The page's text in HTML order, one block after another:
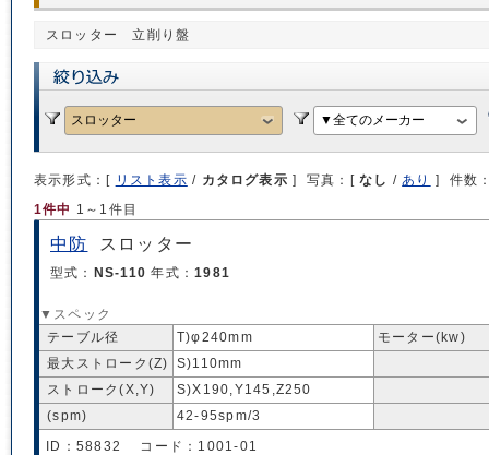
スロッター 立削り盤
表示形式：[ リスト表示 / カタログ表示 ] 写真：[ なし / あり
] 件数
1件中 1～1件目
中防 スロッター
型式： NS-110 年式：1981
▼スペック
テーブル径
T)φ240mm
モーター(kw)
最大ストローク(Z)
S)110mm
ストローク(X,Y)
S)X190,Y145,Z250
(spm)
42-95spm/3
ID：58832 コード：1001-01